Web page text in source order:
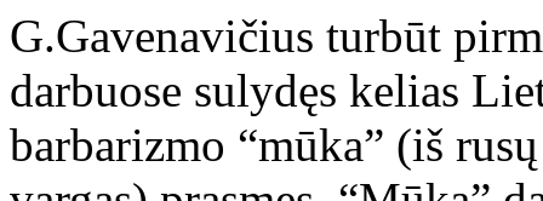
G.Gavenavičius turbūt
darbuose sulydęs kelias
barbarizmo “mūka” (iš